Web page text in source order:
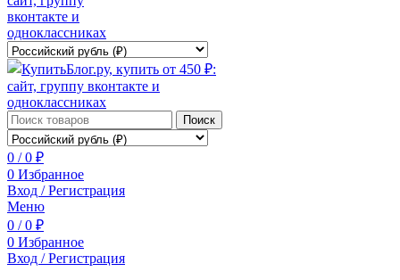
Поиск
0 / 0 ₽
0 Избранное
Вход / Регистрация
Меню
0 / 0 ₽
0 Избранное
Вход / Регистрация